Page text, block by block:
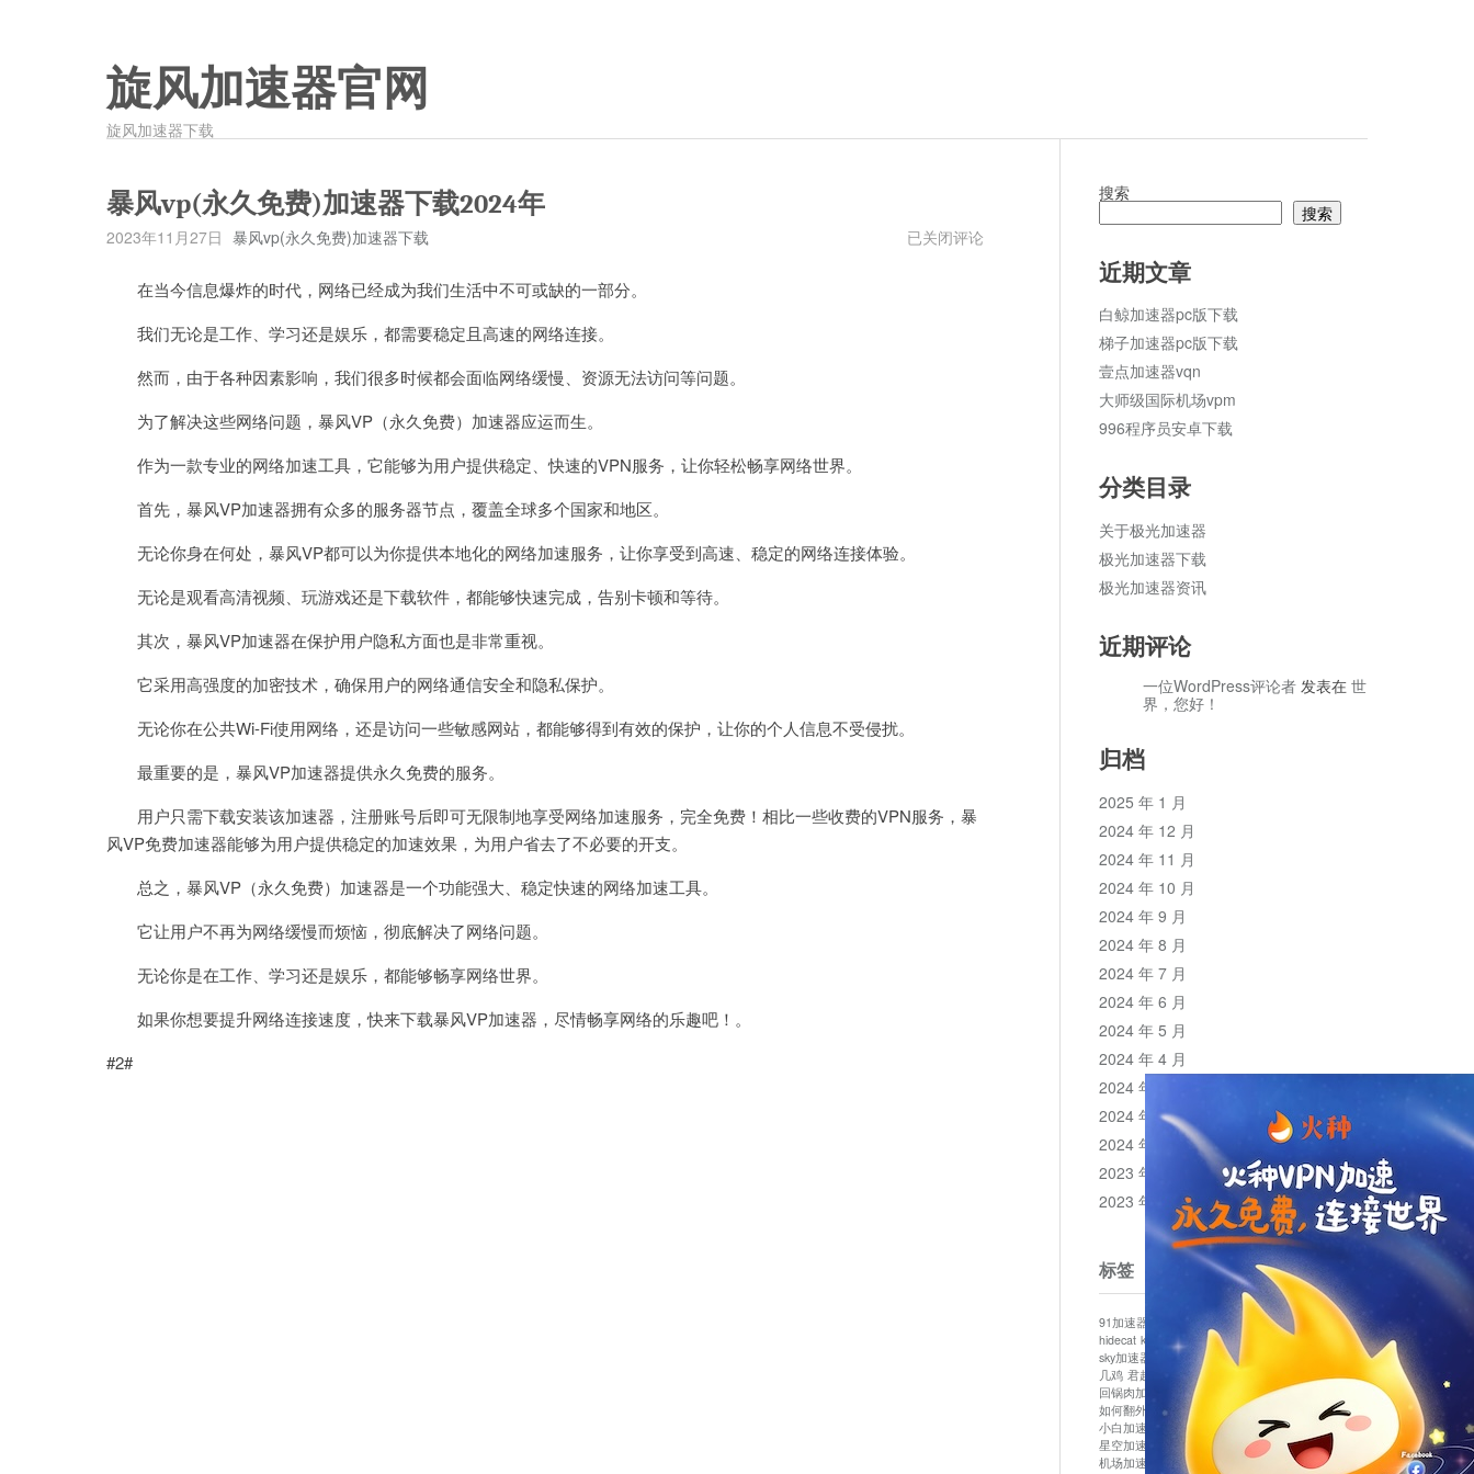
旋风加速器官网
旋风加速器下载
暴风vp(永久免费)加速器下载2024年
2023年11月27日 暴风vp(永久免费)加速器下载
暴
已关闭评论
在当今信息爆炸的时代，网络已经成为我们生活中不可或缺的一部分。
我们无论是工作、学习还是娱乐，都需要稳定且高速的网络连接。
然而，由于各种因素影响，我们很多时候都会面临网络缓慢、资源无法访问等问题。
为了解决这些网络问题，暴风VP（永久免费）加速器应运而生。
作为一款专业的网络加速工具，它能够为用户提供稳定、快速的VPN服务，让你轻松畅享网络世界。
首先，暴风VP加速器拥有众多的服务器节点，覆盖全球多个国家和地区。
无论你身在何处，暴风VP都可以为你提供本地化的网络加速服务，让你享受到高速、稳定的网络连接体验。
无论是观看高清视频、玩游戏还是下载软件，都能够快速完成，告别卡顿和等待。
其次，暴风VP加速器在保护用户隐私方面也是非常重视。
它采用高强度的加密技术，确保用户的网络通信安全和隐私保护。
无论你在公共Wi-Fi使用网络，还是访问一些敏感网站，都能够得到有效的保护，让你的个人信息不受侵扰。
最重要的是，暴风VP加速器提供永久免费的服务。
用户只需下载安装该加速器，注册账号后即可无限制地享受网络加速服务，完全免费！相比一些收费的VPN服务，暴
风VP免费加速器能够为用户提供稳定的加速效果，为用户省去了不必要的开支。
总之，暴风VP（永久免费）加速器是一个功能强大、稳定快速的网络加速工具。
它让用户不再为网络缓慢而烦恼，彻底解决了网络问题。
无论你是在工作、学习还是娱乐，都能够畅享网络世界。
如果你想要提升网络连接速度，快来下载暴风VP加速器，尽情畅享网络的乐趣吧！。
#2#
搜索
搜索
近期文章
白鲸加速器pc版下载
梯子加速器pc版下载
壹点加速器vqn
大师级国际机场vpm
996程序员安卓下载
分类目录
关于极光加速器
极光加速器下载
极光加速器资讯
近期评论
一位WordPress评论者 发表在 世
界，您好！
归档
2025 年 1 月
2024 年 12 月
2024 年 11 月
2024 年 10 月
2024 年 9 月
2024 年 8 月
2024 年 7 月
2024 年 6 月
2024 年 5 月
2024 年 4 月
2024 年 3 月
2024 年 2 月
2024 年 1 月
2023 年 12 月
2023 年 11 月
标签
91加速器 bluelayer加速器
clash节点
hidecat kuai500 panda加速器
plex加速器
sky加速器
telegram加速器 中信加速器
云梯加速器
几鸡 君越加速器 哔咔漫画加速器
唐师傅加速器
回锅肉加速器
坚果加速器 壹点加速器
如何翻外墙网站 小哈vp加速器
小火箭加速器
小白加速器
布谷vp加速器 心阶云 快连
星空加速器
最新版clash安卓下载
月光加速器
机场加速器
松果云 极快加速器
梯子加速器